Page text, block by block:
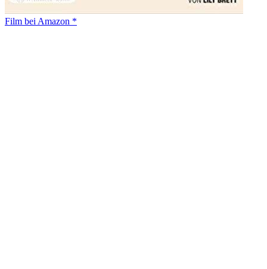
Film bei Amazon *